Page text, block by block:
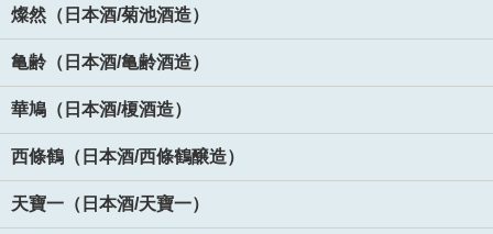
燦然（日本酒/菊池酒造）
亀齢（日本酒/亀齢酒造）
華鳩（日本酒/榎酒造）
西條鶴（日本酒/西條鶴醸造）
天寶一（日本酒/天寶一）